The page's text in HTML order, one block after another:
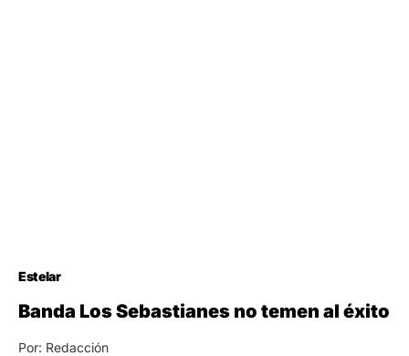
Estelar
Banda Los Sebastianes no temen al éxito
Por: Redacción